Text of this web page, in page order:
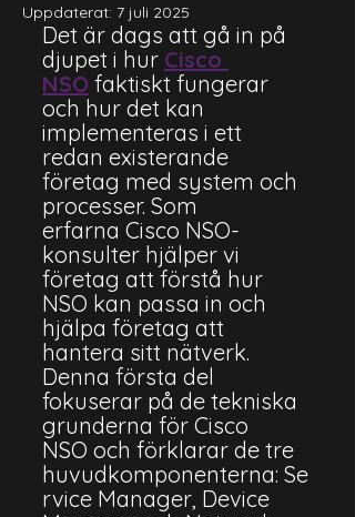
Uppdaterat: 7 juli 2025
Det är dags att gå in på
djupet i hur Cisco
NSO faktiskt fungerar
och hur det kan
implementeras i ett
redan existerande
företag med system och
processer. Som
erfarna Cisco NSO-
konsulter hjälper vi
företag att förstå hur
NSO kan passa in och
hjälpa företag att
hantera sitt nätverk.
Denna första del
fokuserar på de tekniska
grunderna för Cisco
NSO och förklarar de tre
huvudkomponenterna: Se
rvice Manager, Device